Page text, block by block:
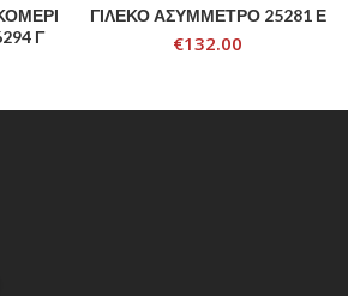
Γ
ΓΙΛΕΚΟ ΑΣΥΜΜΕΤΡΟ 25281 Ε
€132.00